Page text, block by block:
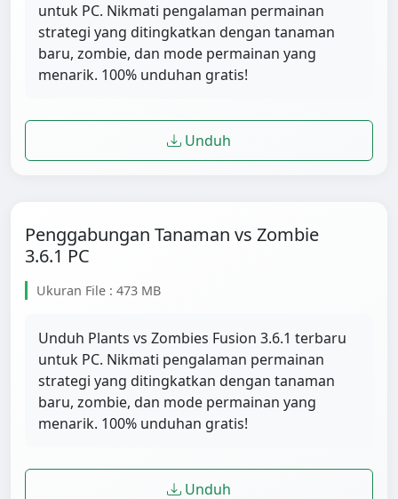
untuk PC. Nikmati pengalaman permainan
strategi yang ditingkatkan dengan tanaman
baru, zombie, dan mode permainan yang
menarik. 100% unduhan gratis!
Unduh
Penggabungan Tanaman vs Zombie
3.6.1 PC
Ukuran File : 473 MB
Unduh Plants vs Zombies Fusion 3.6.1 terbaru
untuk PC. Nikmati pengalaman permainan
strategi yang ditingkatkan dengan tanaman
baru, zombie, dan mode permainan yang
menarik. 100% unduhan gratis!
Unduh